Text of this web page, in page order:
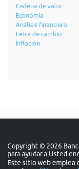
Cadena de valor
Economía
Análisis financiero
Letra de cambio
Inflación
Copyright © 2026
para ayudar a Usted
Este sitio web emplea